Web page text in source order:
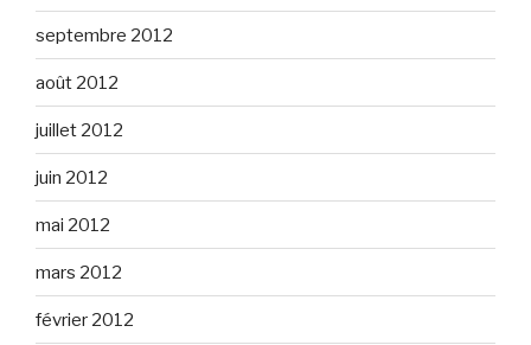
septembre 2012
août 2012
juillet 2012
juin 2012
mai 2012
mars 2012
février 2012